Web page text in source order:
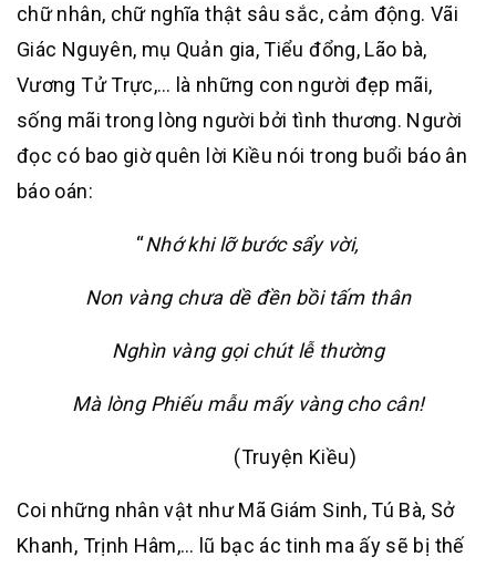
chữ nhân, chữ nghĩa thật sâu sắc, cảm động. Vãi
Giác Nguyên, mụ Quản gia, Tiểu đổng, Lão bà,
Vương Tử Trực,… là những con người đẹp mãi,
sống mãi trong lòng người bởi tình thương. Người
đọc có bao giờ quên lời Kiều nói trong buổi báo ân
báo oán:
“Nhớ khi lỡ bước sẩy vời,
Non vàng chưa dề đền bồi tấm thân
Nghìn vàng gọi chút lễ thường
Mà lòng Phiếu mẫu mấy vàng cho cân!
(Truyện Kiều)
Coi những nhân vật như Mã Giám Sinh, Tú Bà, Sở
Khanh, Trịnh Hâm,… lũ bạc ác tinh ma ấy sẽ bị thế